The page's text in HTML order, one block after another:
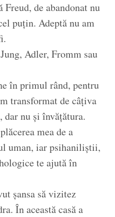
de abandonat nu
puțin. Adeptă nu am
Adler, Fromm sau
în primul rând, pentru
transformat de câțiva
nu și învățătura.
mea de a
uman, iar psihaniliștii,
te ajută în
șansa să vizitez
În această casă a